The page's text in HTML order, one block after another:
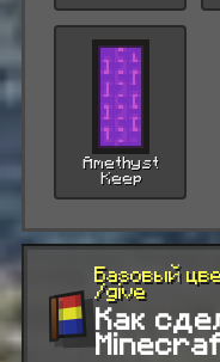
Amethyst
Keep
Базовый
/give
Как